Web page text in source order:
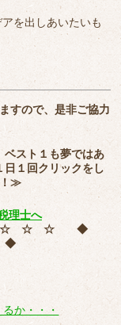
を出しあいたいも
すので、是非ご協力
スト１も夢ではあ
日１回クリックをし
！≫
☆ ☆ ☆ ◆
◆
か・・・